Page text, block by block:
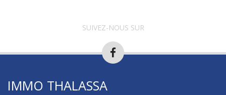
SUIVEZ-NOUS SUR
IMMO THALASSA